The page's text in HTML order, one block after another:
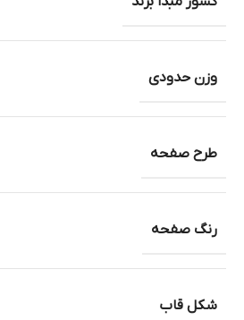
وزن حدودی
طرح صفحه
رنگ صفحه
شکل قاب